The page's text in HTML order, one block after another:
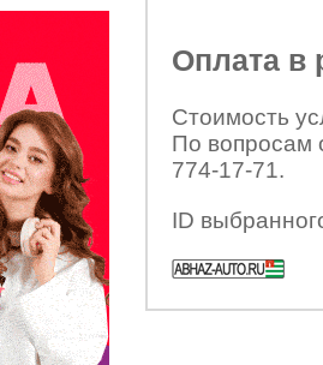
Оплата в
Стоимость
По вопросам
774-17-71.
ID